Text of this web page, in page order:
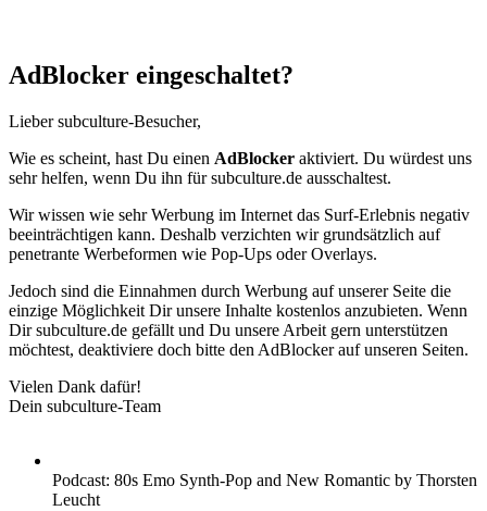
AdBlocker eingeschaltet?
Lieber subculture-Besucher,
Wie es scheint, hast Du einen AdBlocker aktiviert. Du würdest uns
sehr helfen, wenn Du ihn für subculture.de ausschaltest.
Wir wissen wie sehr Werbung im Internet das Surf-Erlebnis negativ
beeinträchtigen kann. Deshalb verzichten wir grundsätzlich auf
penetrante Werbeformen wie Pop-Ups oder Overlays.
Jedoch sind die Einnahmen durch Werbung auf unserer Seite die
einzige Möglichkeit Dir unsere Inhalte kostenlos anzubieten. Wenn
Dir subculture.de gefällt und Du unsere Arbeit gern unterstützen
möchtest, deaktiviere doch bitte den AdBlocker auf unseren Seiten.
Vielen Dank dafür!
Dein subculture-Team
Podcast: 80s Emo Synth-Pop and New Romantic by Thorsten
Leucht